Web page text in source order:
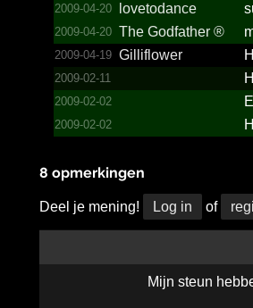
2009-04-20 lovetodance
2009-04-20 The Godfather ®
2009-04-19 Gilliflower
2009-02-11
2009-02-02
2009-02-02
8 opmerkingen
Deel je mening! Log in of
Mijn steun